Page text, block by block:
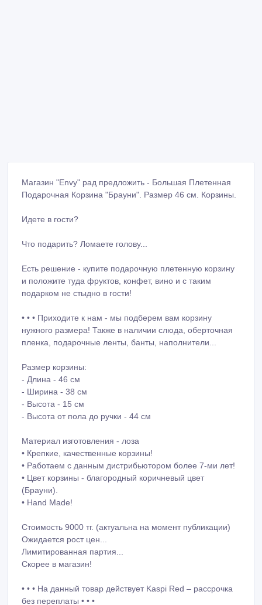
Магазин "Envy" рад предложить - Большая Плетенная
Подарочная Корзина "Брауни". Размер 46 см. Корзины.
Идете в гости?
Что подарить? Ломаете голову...
Есть решение - купите подарочную плетенную корзину
и положите туда фруктов, конфет, вино и с таким
подарком не стыдно в гости!
• • • Приходите к нам - мы подберем вам корзину
нужного размера! Также в наличии слюда, оберточная
пленка, подарочные ленты, банты, наполнители...
Размер корзины:
- Длина - 46 см
- Ширина - 38 см
- Высота - 15 см
- Высота от пола до ручки - 44 см
Материал изготовления - лоза
• Крепкие, качественные корзины!
• Работаем с данным дистрибьютором более 7-ми лет!
• Цвет корзины - благородный коричневый цвет
(Брауни).
• Hand Made!
Стоимость 9000 тг. (актуальна на момент публикации)
Ожидается рост цен...
Лимитированная партия...
Скорее в магазин!
• • • На данный товар действует Kaspi Red – рассрочка
без переплаты • • •